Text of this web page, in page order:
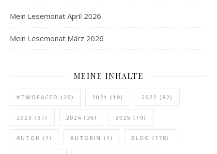
Mein Lesemonat April 2026
Mein Lesemonat März 2026
MEINE INHALTE
#TWOFACED (20) 2021 (10) 2022 (82)
2023 (37) 2024 (36) 2025 (19)
AUTOR (1) AUTORIN (1) BLOG (178)